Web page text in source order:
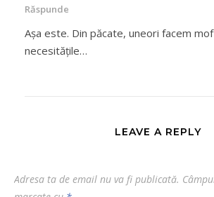
Răspunde
Așa este. Din păcate, uneori facem
necesitățile…
LEAVE A REPLY
Adresa ta de email nu va fi publicată.